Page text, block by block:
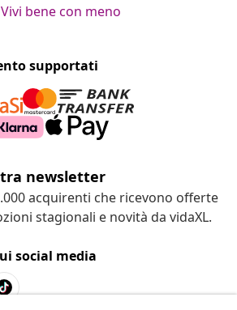
Vivi bene con meno
supportati
newsletter
acquirenti che ricevono offerte
stagionali e novità da vidaXL.
social media